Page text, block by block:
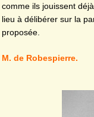
comme ils jouissent
lieu à délibérer sur la
proposée.
M. de Robespierre.